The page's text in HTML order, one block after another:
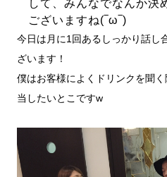
して、みんなでなんか決
ございますね(‾ω‾)
今日は月に1回あるしっかり話し
ざいます！
僕はお客様によくドリンクを聞
当したいとこですw